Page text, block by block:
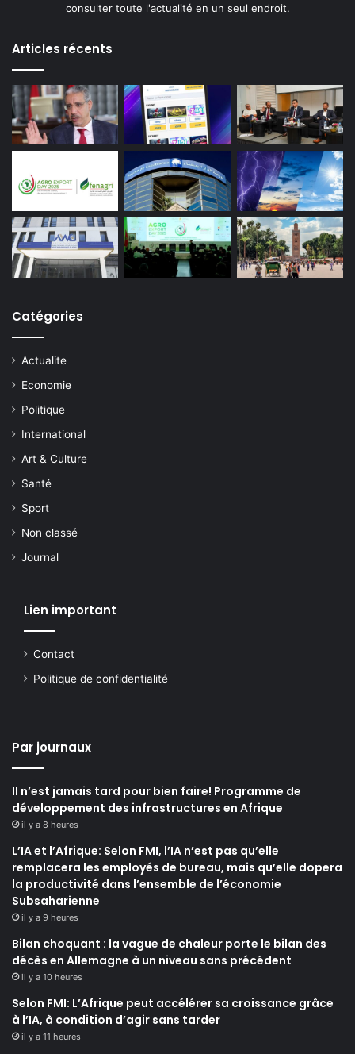
consulter toute l'actualité en un seul endroit.
Articles récents
Catégories
Actualite
Economie
Politique
International
Art & Culture
Santé
Sport
Non classé
Journal
Lien important
Contact
Politique de confidentialité
Par journaux
Il n’est jamais tard pour bien faire! Programme de
développement des infrastructures en Afrique
il y a 8 heures
L’IA et l’Afrique: Selon FMI, l’IA n’est pas qu’elle
remplacera les employés de bureau, mais qu’elle dopera
la productivité dans l’ensemble de l’économie
Subsaharienne
il y a 9 heures
Bilan choquant : la vague de chaleur porte le bilan des
décès en Allemagne à un niveau sans précédent
il y a 10 heures
Selon FMI: L’Afrique peut accélérer sa croissance grâce
à l’IA, à condition d’agir sans tarder
il y a 11 heures